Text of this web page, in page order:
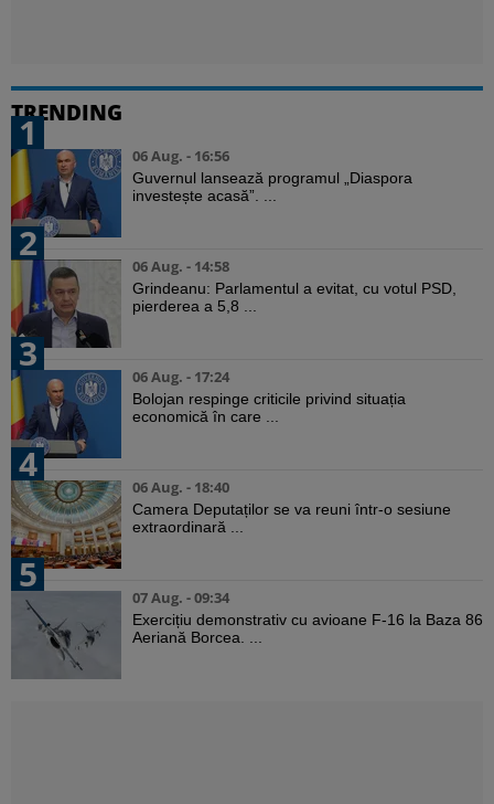
TRENDING
1
06 Aug. - 16:56
Guvernul lansează programul „Diaspora
investește acasă”. ...
2
06 Aug. - 14:58
Grindeanu: Parlamentul a evitat, cu votul PSD,
pierderea a 5,8 ...
3
06 Aug. - 17:24
Bolojan respinge criticile privind situația
economică în care ...
4
06 Aug. - 18:40
Camera Deputaților se va reuni într-o sesiune
extraordinară ...
5
07 Aug. - 09:34
Exercițiu demonstrativ cu avioane F-16 la Baza 86
Aeriană Borcea. ...